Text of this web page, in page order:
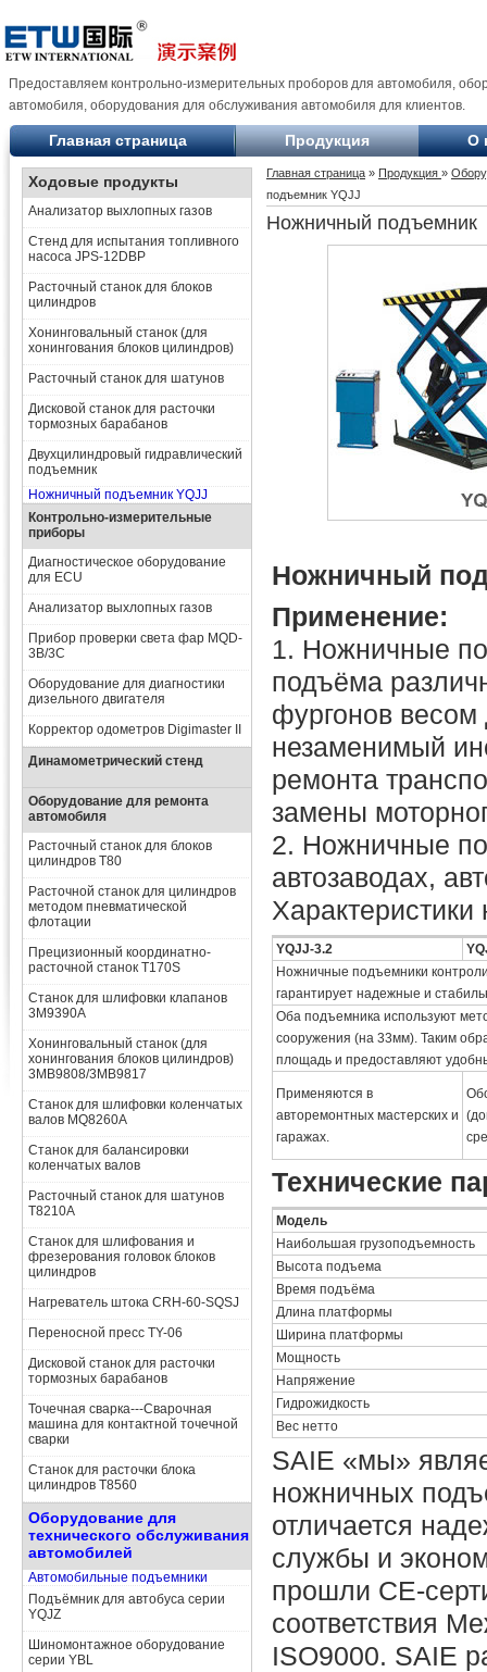
Предоставляем контрольно-измерительных проборов для автомобиля,
автомобиля, оборудования для обслуживания автомобиля для клиентов.
Главная страница Продукция О
Ходовые продукты
Анализатор выхлопных газов
Стенд для испытания топливного
насоса JPS-12DBP
Расточный станок для блоков
цилиндров
Хонинговальный станок (для
хонингования блоков цилиндров)
Расточный станок для шатунов
Дисковой станок для расточки
тормозных барабанов
Двухцилиндровый гидравлический
подъемник
Ножничный подъемник YQJJ
Контрольно-измерительные
приборы
Диагностическое оборудование
для ECU
Анализатор выхлопных газов
Прибор проверки света фар MQD-
3B/3C
Оборудование для диагностики
дизельного двигателя
Корректор одометров Digimaster II
Динамометрический стенд
Оборудование для ремонта
автомобиля
Расточный станок для блоков
цилиндров T80
Расточной станок для цилиндров
методом пневматической
флотации
Прецизионный координатно-
расточной станок T170S
Станок для шлифовки клапанов
3M9390A
Хонинговальный станок (для
хонингования блоков цилиндров)
3MB9808/3MB9817
Станок для шлифовки коленчатых
валов MQ8260A
Станок для балансировки
коленчатых валов
Расточный станок для шатунов
T8210A
Станок для шлифования и
фрезерования головок блоков
цилиндров
Нагреватель штока CRH-60-SQSJ
Переносной пресс TY-06
Дисковой станок для расточки
тормозных барабанов
Точечная сварка---Сварочная
машина для контактной точечной
сварки
Станок для расточки блока
цилиндров Т8560
Оборудование для
технического обслуживания
автомобилей
Автомобильные подъемники
Подъёмник для автобуса серии
YQJZ
Шиномонтажное оборудование
серии YBL
Главная страница » Продукция »
подъемник YQJJ
Ножничный подъемник
Ножничный
Применение:
1. Ножничные
подъёма
фургонов весом
незаменимый
ремонта
замены
2. Ножничные
автозаводах,
YQJJ-3.2
Ножничные подъемники
гарантирует надежные и
Оба подъемника используют
сооружения (на 33мм). Таким
площадь и предоставляют
Применяются в
авторемонтных мастерских и
гаражах.
Технические
Модель
Наибольшая грузоподъемность
Высота подъема
Время подъёма
Длина платформы
Ширина платформы
Мощность
Напряжение
Гидрожидкость
Вес нетто
SAIE «мы»
ножничных
отличается
службы и
прошли CE-
соответствия
ISO9000. SAIE